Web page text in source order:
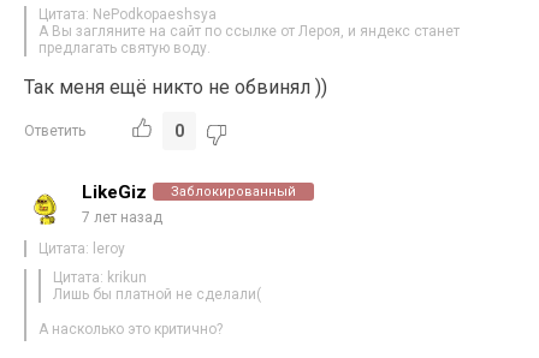
Цитата: NePodkopaeshsya
А Вы загляните на сайт по ссылке от Лероя, и яндекс станет
предлагать святую воду.
Так меня ещё никто не обвинял ))
Ответить 0
LikeGiz Заблокированный
7 лет назад
Цитата: leroy
Цитата: krikun
Лишь бы платной не сделали(
А насколько это критично?